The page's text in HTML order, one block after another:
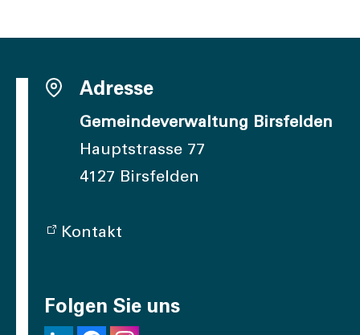
Adresse
Gemeindeverwaltung Birsfelden
Hauptstrasse 77
4127 Birsfelden
Kontakt
Folgen Sie uns